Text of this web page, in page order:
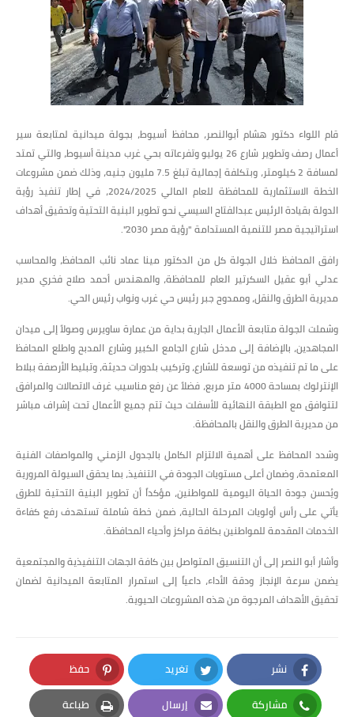
قام اللواء دكتور هشام أبوالنصر، محافظ أسيوط، بجولة ميدانية لمتابعة سير
أعمال رصف وتطوير شارع 26 يوليو وتفرعاته بحي غرب مدينة أسيوط، والتي تمتد
لمسافة 2 كيلومتر، وبتكلفة إجمالية تبلغ 7.5 مليون جنيه، وذلك ضمن مشروعات
الخطة الاستثمارية للمحافظة للعام المالي 2024/2025، في إطار تنفيذ رؤية
الدولة بقيادة الرئيس عبدالفتاح السيسي نحو تطوير البنية التحتية وتحقيق أهداف
استراتيجية مصر للتنمية المستدامة "رؤية مصر 2030".
رافق المحافظ خلال الجولة كل من الدكتور مينا عماد نائب المحافظ، والمحاسب
عدلي أبو عقيل السكرتير العام للمحافظة، والمهندس أحمد صلاح فخري مدير
مديرية الطرق والنقل، وممدوح جبر رئيس حي غرب ونواب رئيس الحي.
وشملت الجولة متابعة الأعمال الجارية بداية من عمارة ساويرس وصولاً إلى ميدان
المجاهدين، بالإضافة إلى مدخل شارع الجامع الكبير وشارع المدبح واطلع المحافظ
على ما تم تنفيذه من توسعة للشارع، وتركيب بلدورات حديثة، وتبليط الأرصفة ببلاط
الإنترلوك بمساحة 4000 متر مربع، فضلاً عن رفع مناسيب غرف الاتصالات والمرافق
لتتوافق مع الطبقة النهائية للأسفلت حيث تتم جميع الأعمال تحت إشراف مباشر
من مديرية الطرق والنقل بالمحافظة.
وشدد المحافظ على أهمية الالتزام الكامل بالجدول الزمني والمواصفات الفنية
المعتمدة، وضمان أعلى مستويات الجودة في التنفيذ، بما يحقق السيولة المرورية
ويُحسن جودة الحياة اليومية للمواطنين، مؤكداً أن تطوير البنية التحتية للطرق
يأتي على رأس أولويات المرحلة الحالية، ضمن خطة شاملة تستهدف رفع كفاءة
الخدمات المقدمة للمواطنين بكافة مراكز وأحياء المحافظة.
وأشار أبو النصر إلى أن التنسيق المتواصل بين كافة الجهات التنفيذية والمجتمعية
يضمن سرعة الإنجاز ودقة الأداء، داعياً إلى استمرار المتابعة الميدانية لضمان
تحقيق الأهداف المرجوة من هذه المشروعات الحيوية.
نشر
Facebook
تغريد
Twitter
حفظ
Pinterest
مشاركة إرسال طباعة